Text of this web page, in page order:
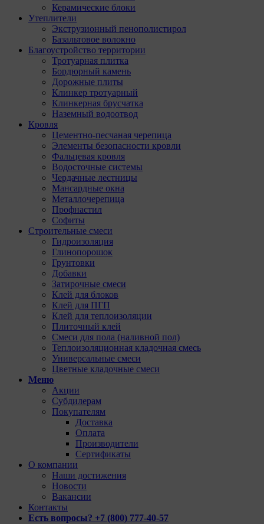
Керамические блоки
Утеплители
Экструзионный пенополистирол
Базальтовое волокно
Благоустройство территории
Тротуарная плитка
Бордюрный камень
Дорожные плиты
Клинкер тротуарный
Клинкерная брусчатка
Наземный водоотвод
Кровля
Цементно-песчаная черепица
Элементы безопасности кровли
Фальцевая кровля
Водосточные системы
Чердачные лестницы
Мансардные окна
Металлочерепица
Профнастил
Софиты
Строительные смеси
Гидроизоляция
Глинопорошок
Грунтовки
Добавки
Затирочные смеси
Клей для блоков
Клей для ПГП
Клей для теплоизоляции
Плиточный клей
Смеси для пола (наливной пол)
Теплоизоляционная кладочная смесь
Универсальные смеси
Цветные кладочные смеси
Меню
Акции
Субдилерам
Покупателям
Доставка
Оплата
Производители
Сертификаты
О компании
Наши достижения
Новости
Вакансии
Контакты
Есть вопросы? +7 (800) 777-40-57